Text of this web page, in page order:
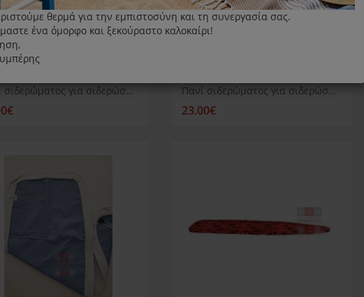
Πανί σιδερώματος για σιδερώστρα Juro Pro Never Stop 2 Πανί σιδερώματος για σιδερώστρα Fiorella
23.00€
θερμά για την εμπιστοσύνη και τη συνεργασία σας.
ένα όμορφο και ξεκούραστο καλοκαίρι!